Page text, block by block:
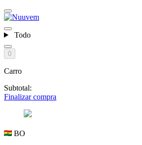
Todo
0
Carro
Subtotal:
Finalizar compra
BO